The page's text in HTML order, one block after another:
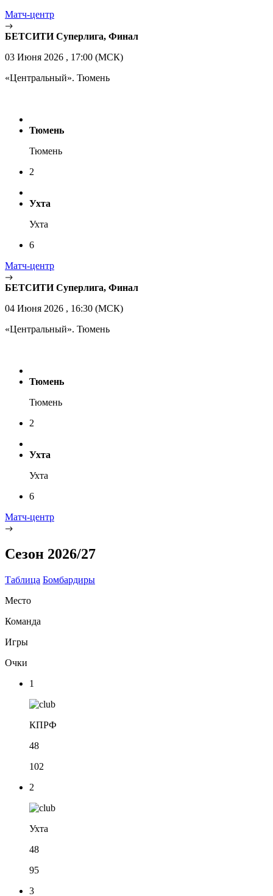
Матч-центр
БЕТСИТИ Суперлига, Финал
03 Июня 2026 , 17:00 (МСК)
«Центральный». Тюмень
Тюмень
Тюмень
2
Ухта
Ухта
6
Матч-центр
БЕТСИТИ Суперлига, Финал
04 Июня 2026 , 16:30 (МСК)
«Центральный». Тюмень
Тюмень
Тюмень
2
Ухта
Ухта
6
Матч-центр
Сезон 2026/27
Таблица Бомбардиры
Место
Команда
Игры
Очки
1
КПРФ
48
102
2
Ухта
48
95
3